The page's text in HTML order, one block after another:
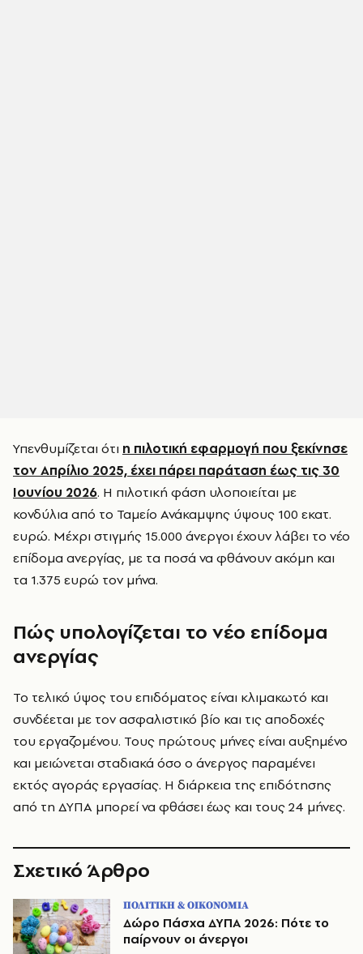
Υπενθυμίζεται ότι η πιλοτική εφαρμογή που ξεκίνησε
τον Απρίλιο 2025, έχει πάρει παράταση έως τις 30
Ιουνίου 2026. Η πιλοτική φάση υλοποιείται με
κονδύλια από το Ταμείο Ανάκαμψης ύψους 100 εκατ.
ευρώ. Μέχρι στιγμής 15.000 άνεργοι έχουν λάβει το νέο
επίδομα ανεργίας, με τα ποσά να φθάνουν ακόμη και
τα 1.375 ευρώ τον μήνα.
Πώς υπολογίζεται το νέο επίδομα
ανεργίας
Το τελικό ύψος του επιδόματος είναι κλιμακωτό και
συνδέεται με τον ασφαλιστικό βίο και τις αποδοχές
του εργαζομένου. Τους πρώτους μήνες είναι αυξημένο
και μειώνεται σταδιακά όσο ο άνεργος παραμένει
εκτός αγοράς εργασίας. Η διάρκεια της επιδότησης
από τη ΔΥΠΑ μπορεί να φθάσει έως και τους 24 μήνες.
Σχετικό Άρθρο
ΠΟΛΙΤΙΚΗ & ΟΙΚΟΝΟΜΙΑ
Δώρο Πάσχα ΔΥΠΑ 2026: Πότε το
παίρνουν οι άνεργοι